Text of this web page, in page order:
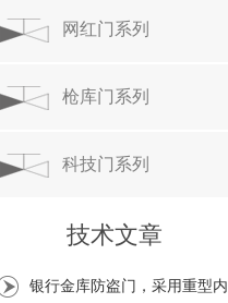
网红门系列
枪库门系列
科技门系列
技术文章
银行金库防盗门，采用重型内